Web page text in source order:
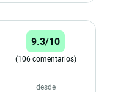
9.3/10
(106 comentarios)
desde